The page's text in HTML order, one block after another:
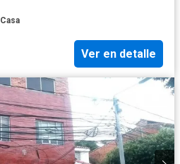
Casa
Ver en detalle